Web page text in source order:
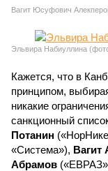
Вагит Юсуфович
Эльвира Набиуллина
Кажется, что в
принципом,
никакие
санкционный
Потанин
«Система»), Вагит
Абрамов